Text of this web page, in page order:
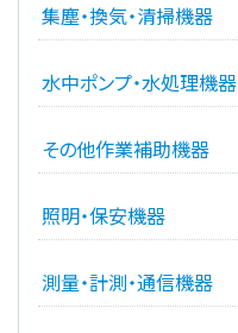
集塵・換気・清掃機器
水中ポンプ・水処理機器
その他作業補助機器
照明・保安機器
測量・計測・通信機器